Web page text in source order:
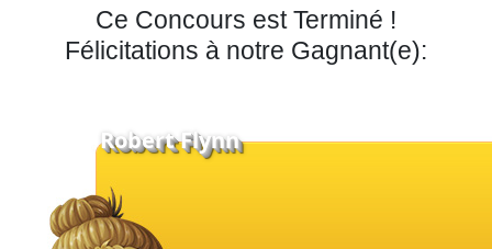
Ce Concours est Terminé !
Félicitations à notre Gagnant(e):
Robert Flynn